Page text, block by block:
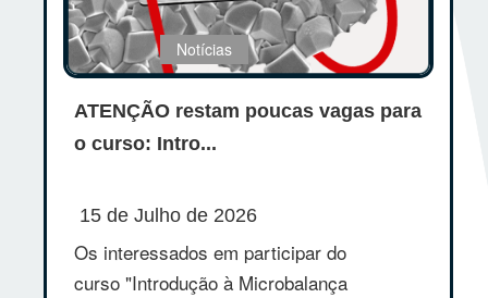
Notícias
ATENÇÃO restam poucas vagas para
o curso: Intro...
15 de Julho de 2026
Os interessados em participar do
curso "Introdução à Microbalança